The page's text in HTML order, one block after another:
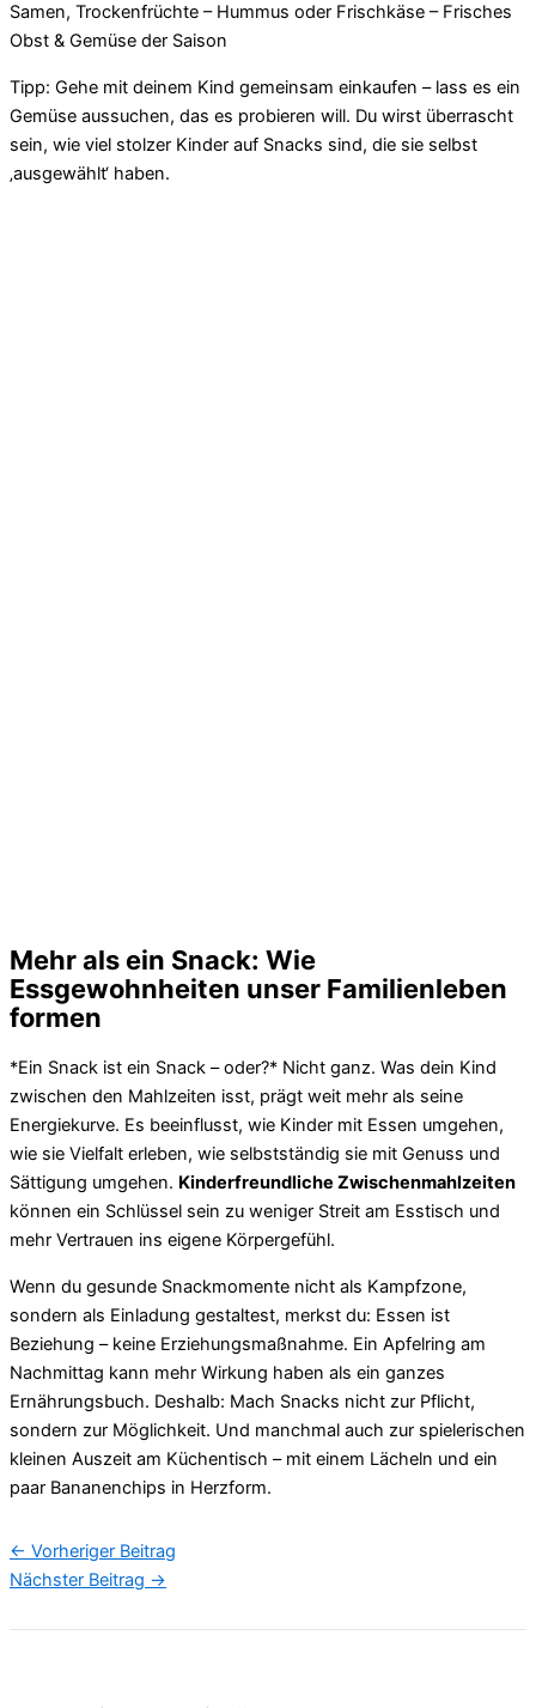
Samen, Trockenfrüchte – Hummus oder Frischkäse – Frisches
Obst & Gemüse der Saison
Tipp: Gehe mit deinem Kind gemeinsam einkaufen – lass es ein
Gemüse aussuchen, das es probieren will. Du wirst überrascht
sein, wie viel stolzer Kinder auf Snacks sind, die sie selbst
‚ausgewählt‘ haben.
Mehr als ein Snack: Wie
Essgewohnheiten unser Familienleben
formen
*Ein Snack ist ein Snack – oder?* Nicht ganz. Was dein Kind
zwischen den Mahlzeiten isst, prägt weit mehr als seine
Energiekurve. Es beeinflusst, wie Kinder mit Essen umgehen,
wie sie Vielfalt erleben, wie selbstständig sie mit Genuss und
Sättigung umgehen. Kinderfreundliche Zwischenmahlzeiten
können ein Schlüssel sein zu weniger Streit am Esstisch und
mehr Vertrauen ins eigene Körpergefühl.
Wenn du gesunde Snackmomente nicht als Kampfzone,
sondern als Einladung gestaltest, merkst du: Essen ist
Beziehung – keine Erziehungsmaßnahme. Ein Apfelring am
Nachmittag kann mehr Wirkung haben als ein ganzes
Ernährungsbuch. Deshalb: Mach Snacks nicht zur Pflicht,
sondern zur Möglichkeit. Und manchmal auch zur spielerischen
kleinen Auszeit am Küchentisch – mit einem Lächeln und ein
paar Bananenchips in Herzform.
← Vorheriger Beitrag
Nächster Beitrag →